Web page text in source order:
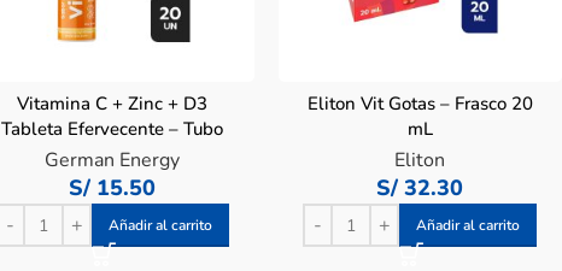
Vitamina C + Zinc + D3
Tableta Efervecente – Tubo
20 Un
German Energy
S/ 15.50
Añadir al carrito
Eliton Vit Gotas – Frasco 20
mL
Eliton
S/ 32.30
Añadir al carrito